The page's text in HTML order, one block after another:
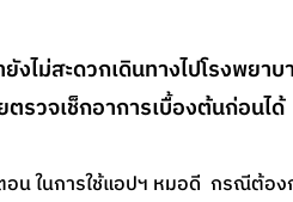
งไม่สะดวกเดินทางไปโรงพย
ตรวจเช็กอาการเบื้องต้นก่อน
น ในการใช้แอปฯ หมอดี กรณีต้อง